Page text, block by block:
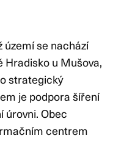
území se nachází
Hradisko u Mušova,
strategický
je podpora šíření
úrovni. Obec
centrem